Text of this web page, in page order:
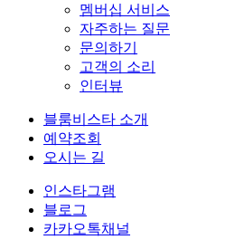
멤버십 서비스
자주하는 질문
문의하기
고객의 소리
인터뷰
블룸비스타 소개
예약조회
오시는 길
인스타그램
블로그
카카오톡채널